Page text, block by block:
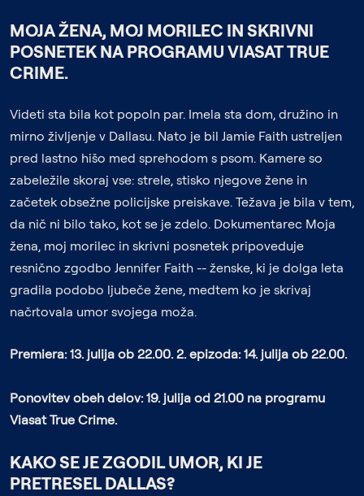
MOJA ŽENA, MOJ MORILEC IN SKRIVNI
POSNETEKNA PROGRAMU VIASAT TRUE
CRIME.
Videti sta bila kot popoln par. Imela sta dom, družino in
mirno življenje v Dallasu. Nato je bil Jamie Faith ustreljen
pred lastno hišo med sprehodom s psom. Kamere so
zabeležile skoraj vse: strele, stisko njegove žene in
začetek obsežne policijske preiskave. Težava je bila v tem,
da nič ni bilo tako, kot se je zdelo. Dokumentarec Moja
žena, moj morilec in skrivni posnetek pripoveduje
resnično zgodbo Jennifer Faith -- ženske, ki je dolga leta
gradila podobo ljubeče žene, medtem ko je skrivaj
načrtovala umor svojega moža.
Premiera: 13. julija ob 22.00. 2. epizoda: 14. julija ob 22.00.
Ponovitev obeh delov: 19. julija od 21.00 na programu
Viasat True Crime.
KAKO SE JE ZGODIL UMOR, KI JE
PRETRESEL DALLAS?